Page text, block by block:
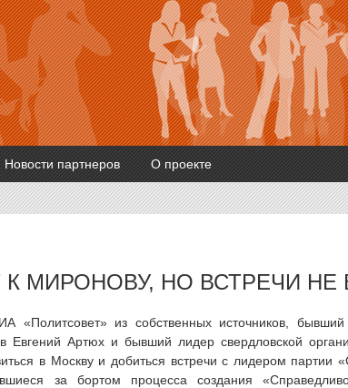
Новости партнеров О проекте
МИРОНОВУ, НО ВСТРЕЧИ НЕ
«Политсовет» из собственных источников, бывший
Евгений Артюх и бывший лидер свердловской
в Москву и добиться встречи с лидером партии
за бортом процесса создания